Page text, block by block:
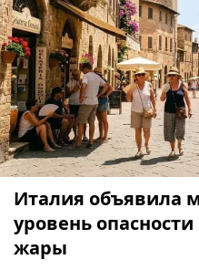
Италия объявила
уровень опасности
жары